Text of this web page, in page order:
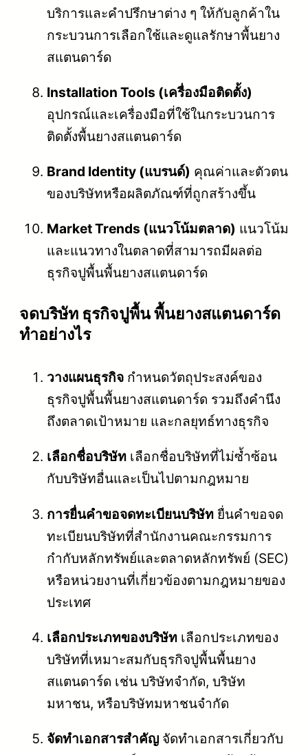
บริการและคำปรึกษาต่าง ๆ ให้กับลูกค้าใน
กระบวนการเลือกใช้และดูแลรักษาพื้นยาง
สแตนดาร์ด
Installation Tools (เครื่องมือติดตั้ง)
อุปกรณ์และเครื่องมือที่ใช้ในกระบวนการ
ติดตั้งพื้นยางสแตนดาร์ด
Brand Identity (แบรนด์) คุณค่าและตัวตน
ของบริษัทหรือผลิตภัณฑ์ที่ถูกสร้างขึ้น
Market Trends (แนวโน้มตลาด) แนวโน้ม
และแนวทางในตลาดที่สามารถมีผลต่อ
ธุรกิจปูพื้นพื้นยางสแตนดาร์ด
จดบริษัท ธุรกิจปูพื้น พื้นยางสแตนดาร์ด
ทำอย่างไร
วางแผนธุรกิจ กำหนดวัตถุประสงค์ของ
ธุรกิจปูพื้นพื้นยางสแตนดาร์ด รวมถึงคำนึง
ถึงตลาดเป้าหมาย และกลยุทธ์ทางธุรกิจ
เลือกชื่อบริษัท เลือกชื่อบริษัทที่ไม่ซ้ำซ้อน
กับบริษัทอื่นและเป็นไปตามกฎหมาย
การยื่นคำขอจดทะเบียนบริษัท ยื่นคำขอจด
ทะเบียนบริษัทที่สำนักงานคณะกรรมการ
กำกับหลักทรัพย์และตลาดหลักทรัพย์ (SEC)
หรือหน่วยงานที่เกี่ยวข้องตามกฎหมายของ
ประเทศ
เลือกประเภทของบริษัท เลือกประเภทของ
บริษัทที่เหมาะสมกับธุรกิจปูพื้นพื้นยาง
สแตนดาร์ด เช่น บริษัทจำกัด, บริษัท
มหาชน, หรือบริษัทมหาชนจำกัด
จัดทำเอกสารสำคัญ จัดทำเอกสารเกี่ยวกับ